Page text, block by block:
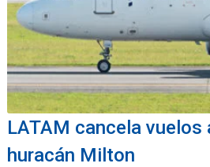
LATAM cancela vuelos
huracán Milton